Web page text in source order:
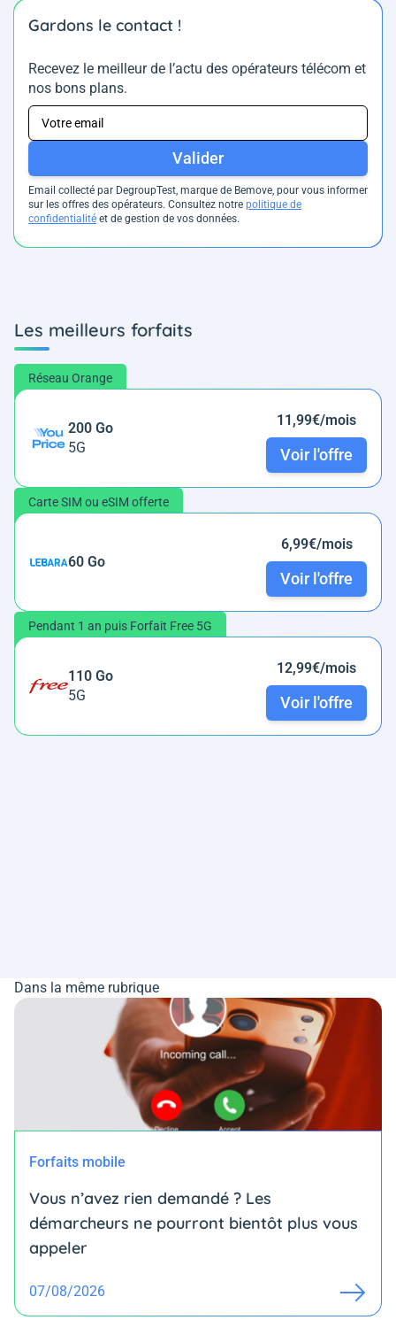
Gardons le contact !
Recevez le meilleur de l’actu des opérateurs télécom et
nos bons plans.
Valider
Email collecté par DegroupTest, marque de Bemove, pour vous informer
sur les offres des opérateurs. Consultez notre politique de
confidentialité et de gestion de vos données.
Les meilleurs forfaits
Réseau Orange
200 Go
5G
11,99€/mois
Voir l'offre
Carte SIM ou eSIM offerte
60 Go
6,99€/mois
Voir l'offre
Pendant 1 an puis Forfait Free 5G
110 Go
5G
12,99€/mois
Voir l'offre
Dans la même rubrique
Forfaits mobile
Vous n’avez rien demandé ? Les
démarcheurs ne pourront bientôt plus vous
appeler
07/08/2026